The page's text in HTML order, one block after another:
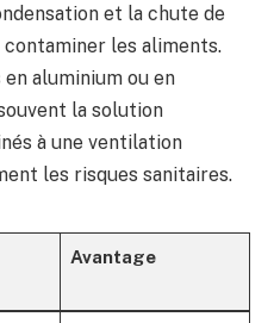
et la chute de
les aliments.
aluminium ou en
la solution
à une ventilation
les risques sanitaires.
Avantage